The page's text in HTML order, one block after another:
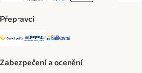
Přepravci
Česká pošta Shipping Method
PPL Shipping Method
Balíkovna Shipping
Zabezpečení a ocenění